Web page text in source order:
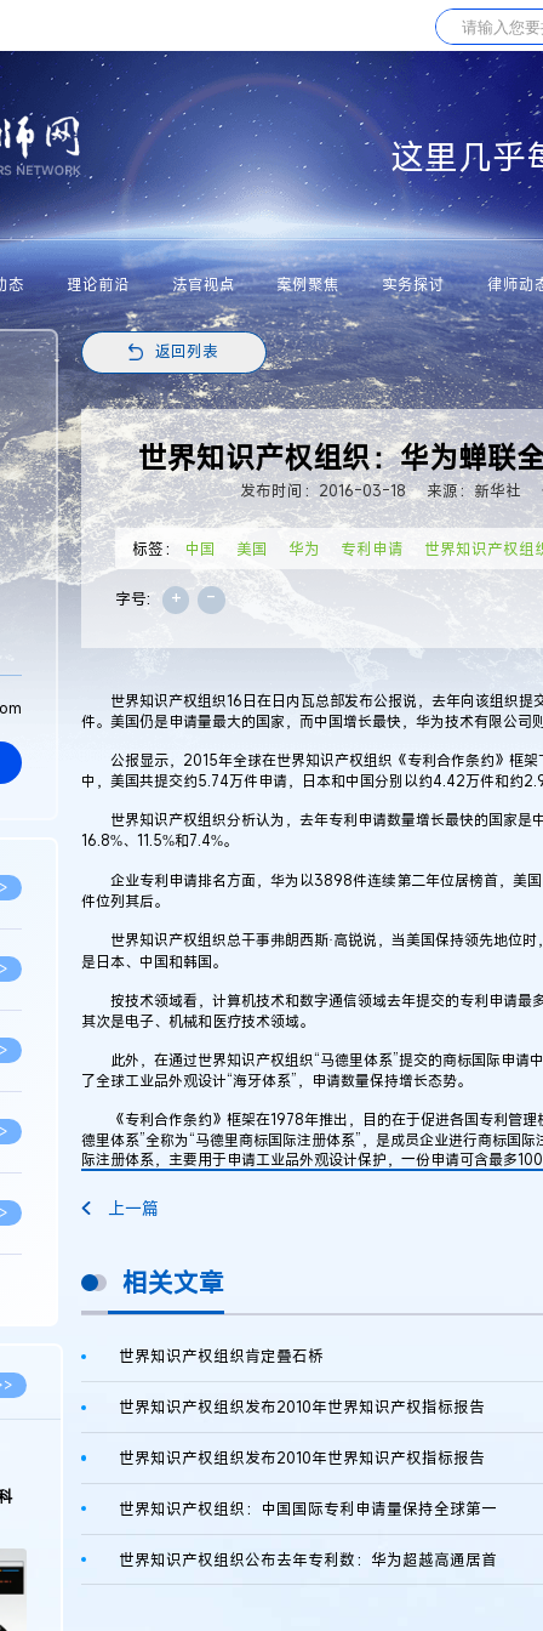
这里几乎
态 理论前沿 法官视点 案例聚焦 实务探讨 律师动
返回列表
世界知识产权组织：华为蝉联
发布时间：2016-03-18 来源：新华社
标签： 中国 美国 华为 专利申请 世界知识产权组
字号: + -
世界知识产权组织16日在日内瓦总部发布公报说，去年向该组织提
件。美国仍是申请量最大的国家，而中国增长最快，华为技术有限公司
公报显示，2015年全球在世界知识产权组织《专利合作条约》框架
中，美国共提交约5.74万件申请，日本和中国分别以约4.42万件和约
世界知识产权组织分析认为，去年专利申请数量增长最快的国家是
16.8%、11.5%和7.4%。
企业专利申请排名方面，华为以3898件连续第二年位居榜首，美
件位列其后。
世界知识产权组织总干事弗朗西斯·高锐说，当美国保持领先地位时
是日本、中国和韩国。
按技术领域看，计算机技术和数字通信领域去年提交的专利申请最
其次是电子、机械和医疗技术领域。
此外，在通过世界知识产权组织“马德里体系”提交的商标国际申请
了全球工业品外观设计“海牙体系”，申请数量保持增长态势。
《专利合作条约》框架在1978年推出，目的在于促进各国专利管理
德里体系”全称为“马德里商标国际注册体系”，是成员企业进行商标国
际注册体系，主要用于申请工业品外观设计保护，一份申请可含最多
上一篇
相关文章
世界知识产权组织肯定叠石桥
世界知识产权组织发布2010年世界知识产权指标报告
世界知识产权组织发布2010年世界知识产权指标报告
世界知识产权组织：中国国际专利申请量保持全球第一
世界知识产权组织公布去年专利数：华为超越高通居首